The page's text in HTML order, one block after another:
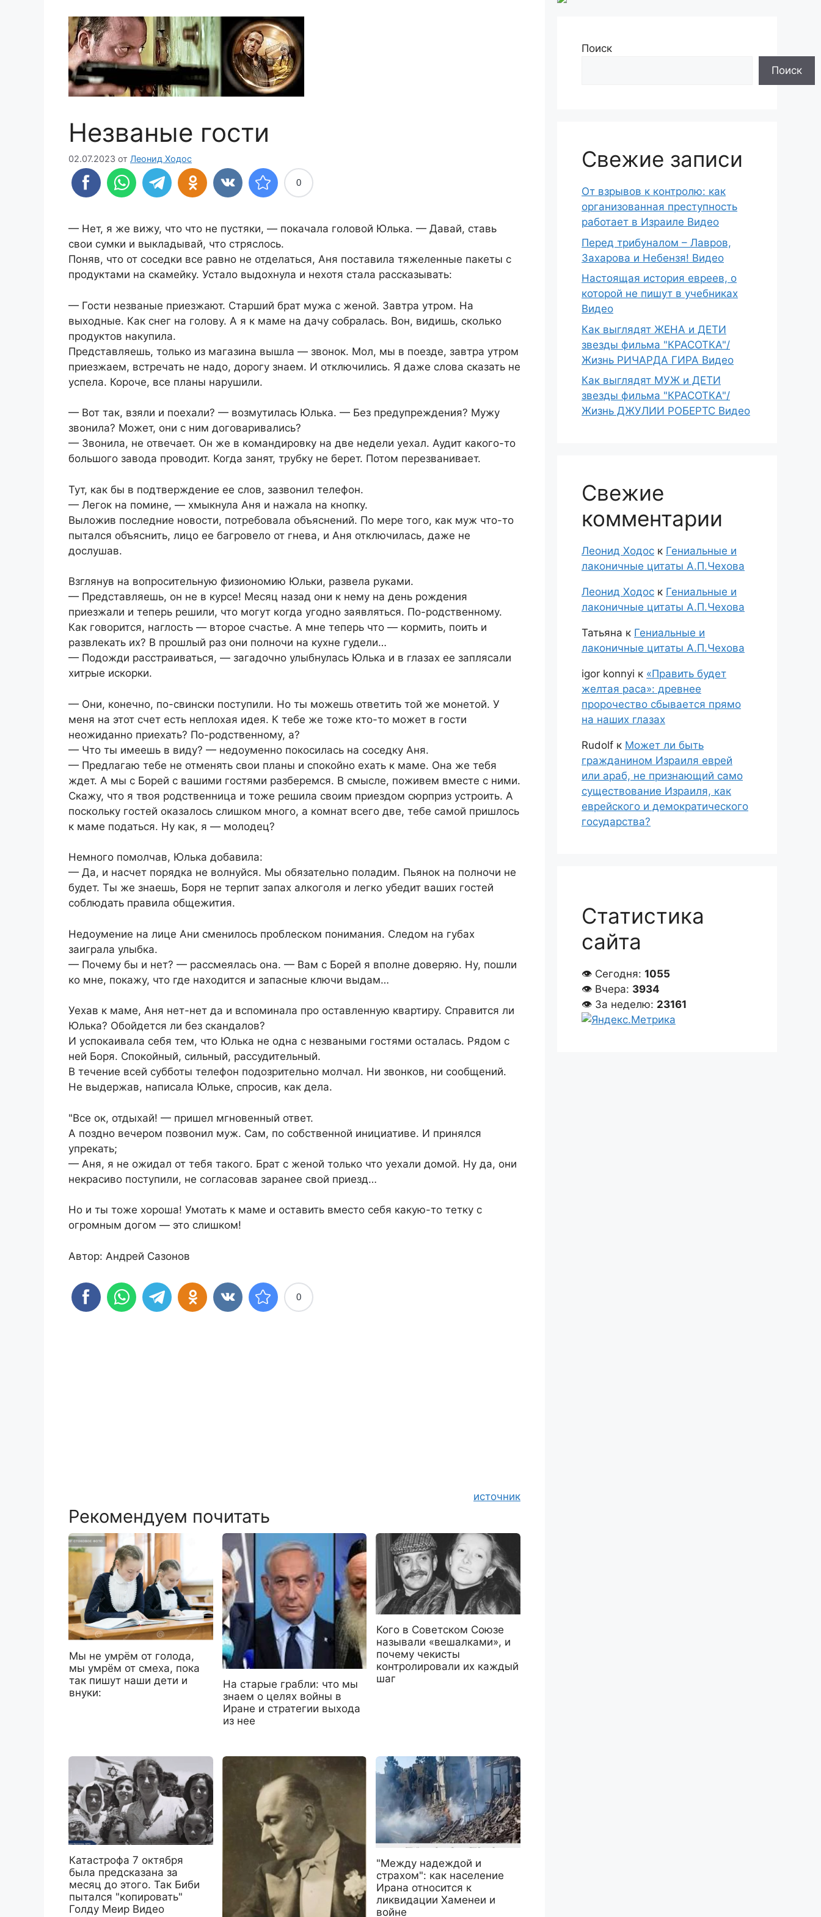
Незваные гости
02.07.2023 от Леонид Ходос
0
— Нет, я же вижу, что что не пустяки, — покачала головой Юлька. — Давай, ставь
свои сумки и выкладывай, что стряслось.
Поняв, что от соседки все равно не отделаться, Аня поставила тяжеленные пакеты с
продуктами на скамейку. Устало выдохнула и нехотя стала рассказывать:
— Гости незваные приезжают. Старший брат мужа с женой. Завтра утром. На
выходные. Как снег на голову. А я к маме на дачу собралась. Вон, видишь, сколько
продуктов накупила.
Представляешь, только из магазина вышла — звонок. Мол, мы в поезде, завтра утром
приезжаем, встречать не надо, дорогу знаем. И отключились. Я даже слова сказать не
успела. Короче, все планы нарушили.
— Вот так, взяли и поехали? — возмутилась Юлька. — Без предупреждения? Мужу
звонила? Может, они с ним договаривались?
— Звонила, не отвечает. Он же в командировку на две недели уехал. Аудит какого-то
большого завода проводит. Когда занят, трубку не берет. Потом перезванивает.
Тут, как бы в подтверждение ее слов, зазвонил телефон.
— Легок на помине, — хмыкнула Аня и нажала на кнопку.
Выложив последние новости, потребовала объяснений. По мере того, как муж что-то
пытался объяснить, лицо ее багровело от гнева, и Аня отключилась, даже не
дослушав.
Взглянув на вопросительную физиономию Юльки, развела руками.
— Представляешь, он не в курсе! Месяц назад они к нему на день рождения
приезжали и теперь решили, что могут когда угодно заявляться. По-родственному.
Как говорится, наглость — второе счастье. А мне теперь что — кормить, поить и
развлекать их? В прошлый раз они полночи на кухне гудели…
— Подожди расстраиваться, — загадочно улыбнулась Юлька и в глазах ее заплясали
хитрые искорки.
— Они, конечно, по-свински поступили. Но ты можешь ответить той же монетой. У
меня на этот счет есть неплохая идея. К тебе же тоже кто-то может в гости
неожиданно приехать? По-родственному, а?
— Что ты имеешь в виду? — недоуменно покосилась на соседку Аня.
— Предлагаю тебе не отменять свои планы и спокойно ехать к маме. Она же тебя
ждет. А мы с Борей с вашими гостями разберемся. В смысле, поживем вместе с ними.
Скажу, что я твоя родственница и тоже решила своим приездом сюрприз устроить. А
поскольку гостей оказалось слишком много, а комнат всего две, тебе самой пришлось
к маме податься. Ну как, я — молодец?
Немного помолчав, Юлька добавила:
— Да, и насчет порядка не волнуйся. Мы обязательно поладим. Пьянок на полночи не
будет. Ты же знаешь, Боря не терпит запах алкоголя и легко убедит ваших гостей
соблюдать правила общежития.
Недоумение на лице Ани сменилось проблеском понимания. Следом на губах
заиграла улыбка.
— Почему бы и нет? — рассмеялась она. — Вам с Борей я вполне доверяю. Ну, пошли
ко мне, покажу, что где находится и запасные ключи выдам…
Уехав к маме, Аня нет-нет да и вспоминала про оставленную квартиру. Справится ли
Юлька? Обойдется ли без скандалов?
И успокаивала себя тем, что Юлька не одна с незваными гостями осталась. Рядом с
ней Боря. Спокойный, сильный, рассудительный.
В течение всей субботы телефон подозрительно молчал. Ни звонков, ни сообщений.
Не выдержав, написала Юльке, спросив, как дела.
"Все ок, отдыхай! — пришел мгновенный ответ.
А поздно вечером позвонил муж. Сам, по собственной инициативе. И принялся
упрекать;
— Аня, я не ожидал от тебя такого. Брат с женой только что уехали домой. Ну да, они
некрасиво поступили, не согласовав заранее свой приезд…
Но и ты тоже хороша! Умотать к маме и оставить вместо себя какую-то тетку с
огромным догом — это слишком!
Автор: Андрей Сазонов
0
источник
Рекомендуем почитать
Мы не умрём от голода,
мы умрём от смеха, пока
так пишут наши дети и
внуки:
На старые грабли: что мы
знаем о целях войны в
Иране и стратегии выхода
из нее
Кого в Советском Союзе
называли «вешалками», и
почему чекисты
контролировали их каждый
шаг
Катастрофа 7 октября
была предсказана за
месяц до этого. Так Биби
пытался "копировать"
Голду Меир Видео
"Между надеждой и
страхом": как население
Ирана относится к
ликвидации Хаменеи и
войне
Поиск
Поиск
Свежие записи
От взрывов к контролю: как
организованная преступность
работает в Израиле Видео
Перед трибуналом – Лавров,
Захарова и Небензя! Видео
Настоящая история евреев, о
которой не пишут в учебниках
Видео
Как выглядят ЖЕНА и ДЕТИ
звезды фильма "КРАСОТКА"/
Жизнь РИЧАРДА ГИРА Видео
Как выглядят МУЖ и ДЕТИ
звезды фильма "КРАСОТКА"/
Жизнь ДЖУЛИИ РОБЕРТС Видео
Свежие
комментарии
Леонид Ходос к Гениальные и
лаконичные цитаты А.П.Чехова
Леонид Ходос к Гениальные и
лаконичные цитаты А.П.Чехова
Татьяна к Гениальные и
лаконичные цитаты А.П.Чехова
igor konnyi к «Править будет
желтая раса»: древнее
пророчество сбывается прямо
на наших глазах
Rudolf к Может ли быть
гражданином Израиля еврей
или араб, не признающий само
существование Израиля, как
еврейского и демократического
государства?
Статистика
сайта
👁 Сегодня: 1055
👁 Вчера: 3934
👁 За неделю: 23161